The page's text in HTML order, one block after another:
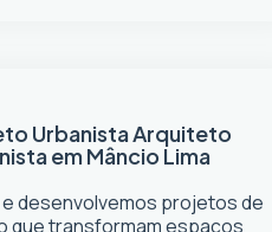
UrbanistaArquiteto
em Mâncio Lima
desenvolvemos projetos de
que transformam espaços